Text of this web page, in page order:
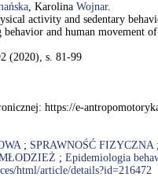
, Karolina Wojnar.
activity and sedentary
and human movement
(2020), s. 81-99
https://e-
; SPRAWNOŚĆ FIZYCZNA
; Epidemiologia
html/article/details?id=216472